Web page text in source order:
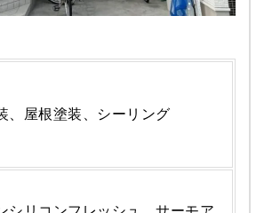
、屋根塗装、シーリング